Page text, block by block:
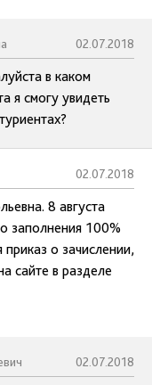
02.07.2018
в каком
я смогу увидеть
02.07.2018
8 августа
заполнения 100%
о зачислении,
сайте в разделе
02.07.2018